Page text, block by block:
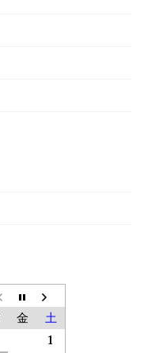
金 土
1